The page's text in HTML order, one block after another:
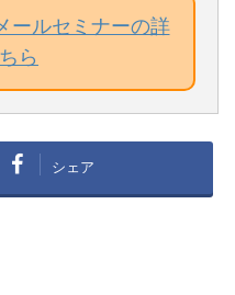
ールセミナーの詳
ら
シェア